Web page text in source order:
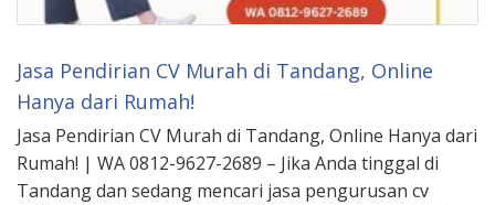
Jasa Pendirian CV Murah di Tandang, Online
Hanya dari Rumah!
Jasa Pendirian CV Murah di Tandang, Online Hanya dari
Rumah! | WA 0812-9627-2689 – Jika Anda tinggal di
Tandang dan sedang mencari jasa pengurusan cv